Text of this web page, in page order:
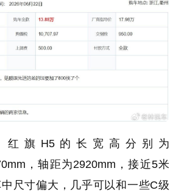
红旗H5的长宽高分别为
，轴距为2920mm，接近5米
尺寸偏大，几乎可以和一些C级